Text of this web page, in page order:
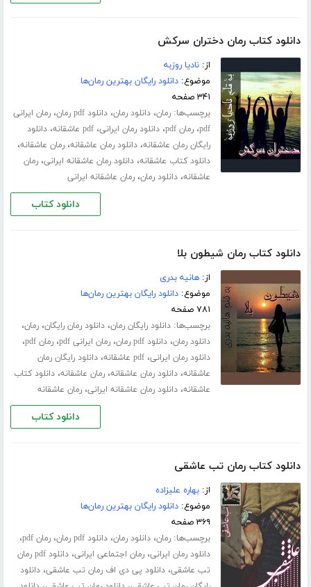
دانلود کتاب رمان دختران سرکش
از:نادیا روزبه
موضوع:دانلود رایگان بهترین رمان‌ها
۳۴۱ صفحه
برچسب‌ها:رمان،دانلود رمان،دانلود pdf رمان ،رمان ایرانی
pdf،رمان pdf ،دانلود رمان ایرانی،pdf عاشقانه ،دانلود
رایگان رمان عاشقانه،دانلود رمان عاشقانه،رمان عاشقانه،
دانلود کتاب عاشقانه،دانلود رمان عاشقانه ایرانی،رمان
عاشقانه،دانلود رمان،رمان عاشقانه ایرانی
دانلود کتاب
دانلود کتاب رمان شیطون بلا
از:هانیه بدری
موضوع:دانلود رایگان بهترین رمان‌ها
۷۸۱ صفحه
برچسب‌ها:دانلود رایگان رمان،دانلود رمان رایگان،رمان،
دانلود رمان،دانلود pdf رمان ،رمان ایرانی pdf ،رمان pdf ،
دانلود رمان ایرانی،pdf عاشقانه ،دانلود رایگان رمان
عاشقانه،دانلود رمان عاشقانه،رمان عاشقانه،دانلود کتاب
عاشقانه،دانلود رمان عاشقانه ایرانی،رمان عاشقانه
دانلود کتاب
دانلود کتاب رمان تب عاشقی
از:بهاره علیزاده
موضوع:دانلود رایگان بهترین رمان‌ها
۳۶۹ صفحه
برچسب‌ها:رمان،دانلود رمان،دانلود pdf رمان ،رمان pdf ،
دانلود رمان ایرانی،رمان اجتماعی ایرانی،
دانلود pdf رمان
تب عاشقی،دانلود پی دی اف رمان تب عاشقی،دانلود